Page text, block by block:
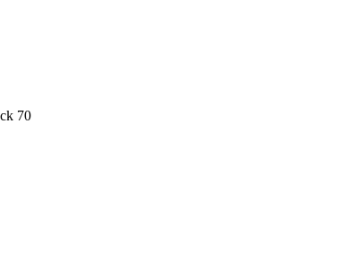
70